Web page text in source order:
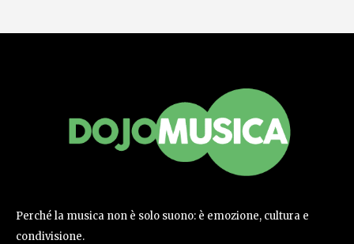
Perché la musica non è solo suono: è emozione, cultura e
condivisione.